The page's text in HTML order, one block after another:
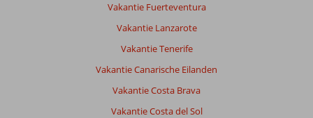
Vakantie Fuerteventura
Vakantie Lanzarote
Vakantie Tenerife
Vakantie Canarische Eilanden
Vakantie Costa Brava
Vakantie Costa del Sol